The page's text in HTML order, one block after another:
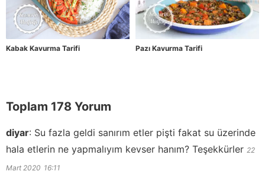
Kabak Kavurma Tarifi Pazı Kavurma Tarifi
Toplam 178 Yorum
diyar: Su fazla geldi sanırım etler pişti fakat su üzerinde
hala etlerin ne yapmalıyım kevser hanım? Teşekkürler 22
Mart 2020 16:11